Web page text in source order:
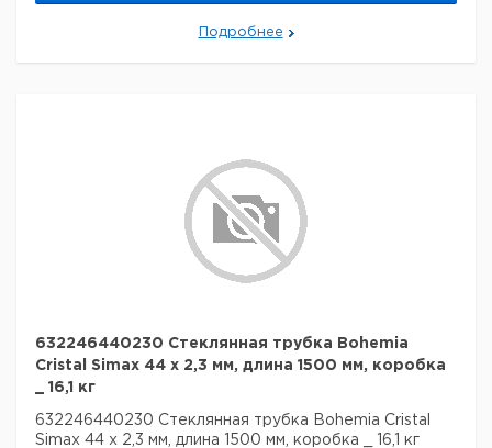
Подробнее
632246440230 Стеклянная трубка Bohemia
Cristal Simax 44 х 2,3 мм, длина 1500 мм, коробка
_ 16,1 кг
632246440230 Стеклянная трубка Bohemia Cristal
Simax 44 х 2,3 мм, длина 1500 мм, коробка _ 16,1 кг